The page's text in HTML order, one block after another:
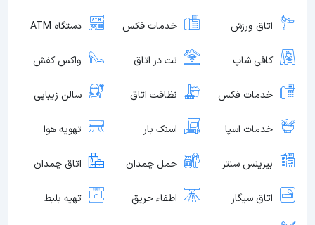
اتاق ورزش خدمات فکس دستگاه ATM
کافی شاپ نت در اتاق واکس کفش
خدمات فکس نظافت اتاق سالن زیبایی
خدمات اسپا اسنک بار تهویه هوا
بیزینس سنتر حمل چمدان اتاق چمدان
اتاق سیگار اطفاء حریق تهیه بلیط